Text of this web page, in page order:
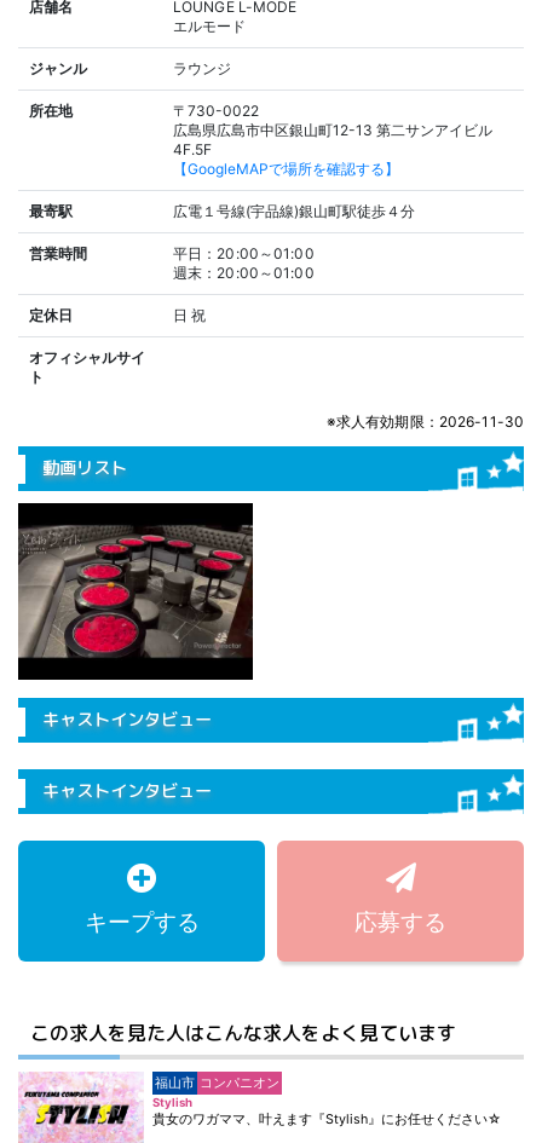
店舗名
LOUNGE L-MODE
エルモード
ジャンル ラウンジ
所在地
〒730-0022
広島県広島市中区銀山町12-13 第二サンアイビル
4F.5F
【GoogleMAPで場所を確認する】
最寄駅 広電１号線(宇品線)銀山町駅徒歩４分
営業時間
平日：20:00～01:00
週末：20:00～01:00
定休日 日 祝
オフィシャルサイ
ト
※求人有効期限：2026-11-30
動画リスト
キャストインタビュー
キャストインタビュー
キープする 応募する
この求人を見た人はこんな求人をよく見ています
福山市 コンパニオン
Stylish
貴女のワガママ、叶えます『Stylish』にお任せください☆